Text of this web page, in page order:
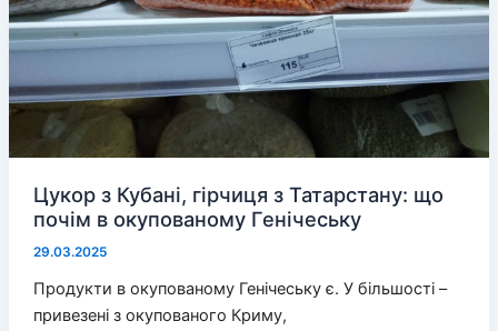
переселенців
з
Цукор з Кубані, гірчиця з Татарстану: що
почім в окупованому Генічеську
29.03.2025
Продукти в окупованому Генічеську є. У більшості –
привезені з окупованого Криму,